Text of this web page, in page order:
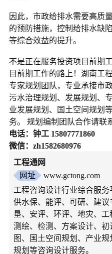
因此，市政给排水需要高质
的预防措施，控制给排水缺
等综合效益的提升。
不是正在服务投资项目前期
目前期工作的路上！湖南工
专家规划团队，专业承接市
污水治理规划、发展规划、
业发展规划、国土空间规划
务。 规划编制团队合作请联
电话：钟工 15807771860
微信：zh1582680976
工程通网
网址
www.gctong.com
工程咨询设计行业综合服务
供水保、能评、可研、建议
垦、安评、环评、地灾、工
测绘、检测、方案设计、初
图、国土空间规划、产业规
规划等咨询设计服务。